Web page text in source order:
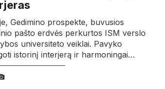
Gedimino prospekte, buvusios
pašto erdvės perkurtos ISM verslo
universiteto veiklai. Pavyko
istorinį interjerą ir harmoningai…